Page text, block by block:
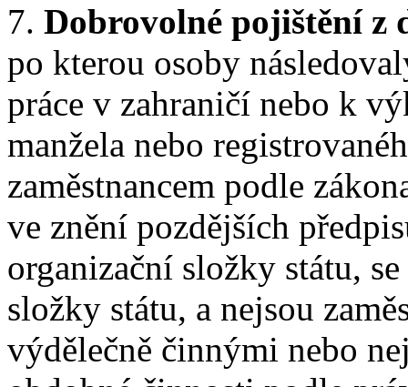
7. Dobrovolné pojištění z
po kterou osoby
práce v zahraničí nebo k
manžela nebo
zaměstnancem podle
ve znění pozdějších
organizační složky státu,
složky státu, a nejsou
výdělečně činnými nebo